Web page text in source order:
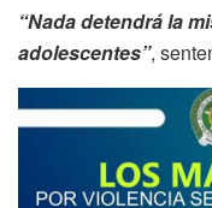
“Nada detendrá la
adolescentes”,